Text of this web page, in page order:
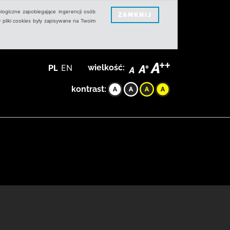
zapobiegające ingerencji osób
cookies były zapisywane na Twoim
ZAMKNIJ
PL EN wielkość:
kontrast: